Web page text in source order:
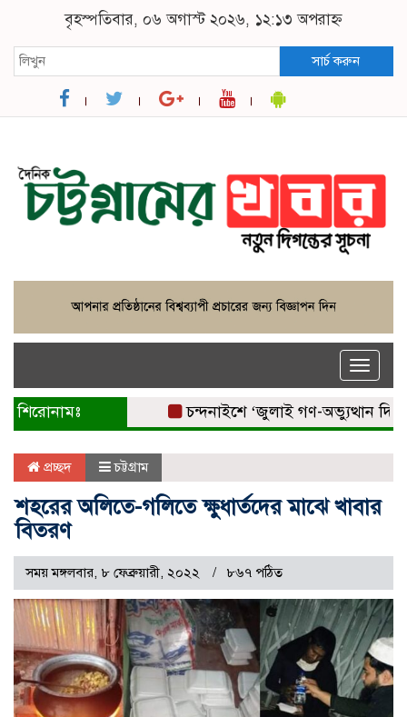
বৃহস্পতিবার, ০৬ অগাস্ট ২০২৬, ১২:১৩ অপরাহ্ন
সার্চ করুন
Toggle
শিরোনামঃ চন্দনাইশে ‘জুলাই গণ-অভ্যুত্থান দিবস’
প্রচ্ছদ চট্টগ্রাম
শহরের অলিতে-গলিতে ক্ষুধার্তদের মাঝে খাবার
বিতরণ
সময় মঙ্গলবার, ৮ ফেব্রুয়ারী, ২০২২ ৮৬৭ পঠিত